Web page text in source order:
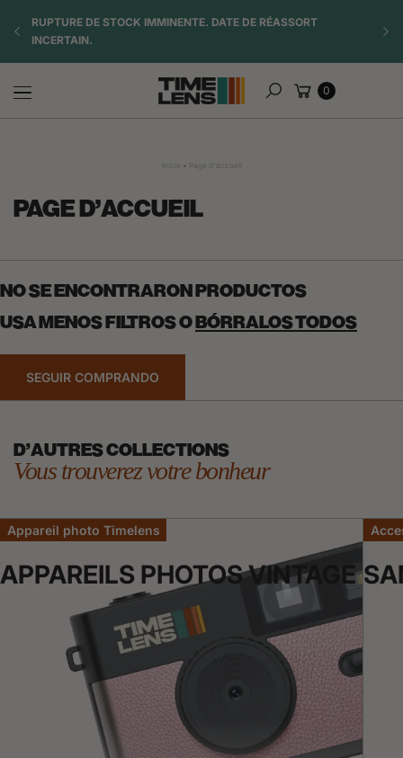
contenido
RUPTURE DE STOCK IMMINENTE. DATE DE RÉASSORT
INCERTAIN.
Buscar
Carrito
0
Page d'accueil
PAGE D'ACCUEIL
NO SE ENCONTRARON PRODUCTOS
USA MENOS FILTROS O BÓRRALOS TODOS
SEGUIR COMPRANDO
D'AUTRES COLLECTIONS
Vous trouverez votre bonheur
Appareil photo Timelens
APPAREILS PHOTOS VINTAGE